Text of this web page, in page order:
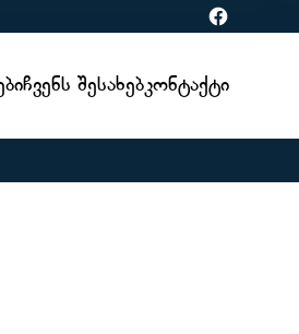
Facebook
Ჩვენს ᲨესახებᲙონტაქტი